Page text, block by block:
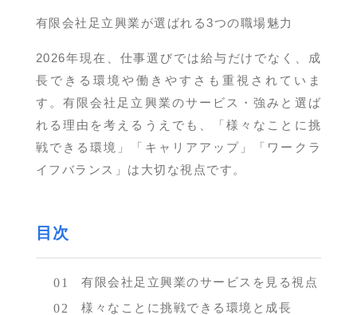
有限会社足立興業が選ばれる3つの職場魅力
2026年現在、仕事選びでは給与だけでなく、成
長できる環境や働きやすさも重視されていま
す。有限会社足立興業のサービス・強みと選ば
れる理由を考えるうえでも、「様々なことに挑
戦できる環境」「キャリアアップ」「ワークラ
イフバランス」は大切な視点です。
目次
有限会社足立興業のサービスを見る視点
様々なことに挑戦できる環境と成長